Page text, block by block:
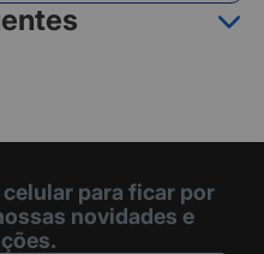
para ficar por
novidades e